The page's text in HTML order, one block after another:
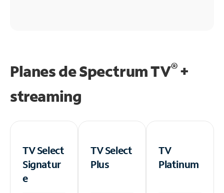
Planes de Spectrum TV®+
streaming
TV Select
Signatur
e
TV Select
Plus
TV
Platinum